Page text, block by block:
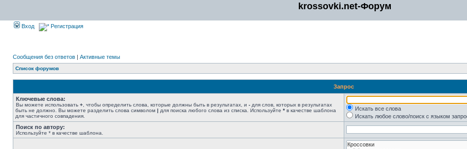
krossovki.net-Форум
Вход Регистрация
Сообщения без ответов | Активные темы
Список форумов
Запрос
Ключевые слова:
Вы можете использовать + , чтобы определить слова, которые должны быть в результатах, и - для слов, которых в результатах
быть не должно. Вы можете разделить слова символом | для поиска любого слова из списка. Используйте * в качестве шаблона
для частичного совпадения.
Искать все слова
Искать любое слово/поиск с языком
Поиск по автору:
Используйте * в качестве шаблона.